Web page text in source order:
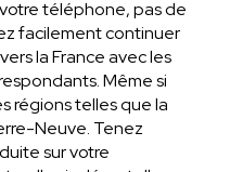
téléphone, pas de
facilement continuer
la France avec les
Même si
régions telles que la
Neuve. Tenez
sur votre